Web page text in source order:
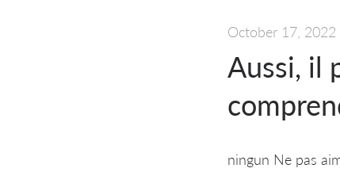
October 17, 2022
Aussi, il
ningun Ne pas